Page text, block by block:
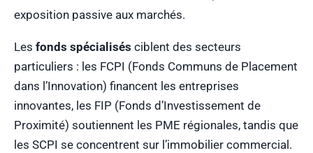
exposition passive aux marchés.
Les fonds spécialisés ciblent des secteurs
particuliers : les FCPI (Fonds Communs de Placement
dans l’Innovation) financent les entreprises
innovantes, les FIP (Fonds d’Investissement de
Proximité) soutiennent les PME régionales, tandis que
les SCPI se concentrent sur l’immobilier commercial.